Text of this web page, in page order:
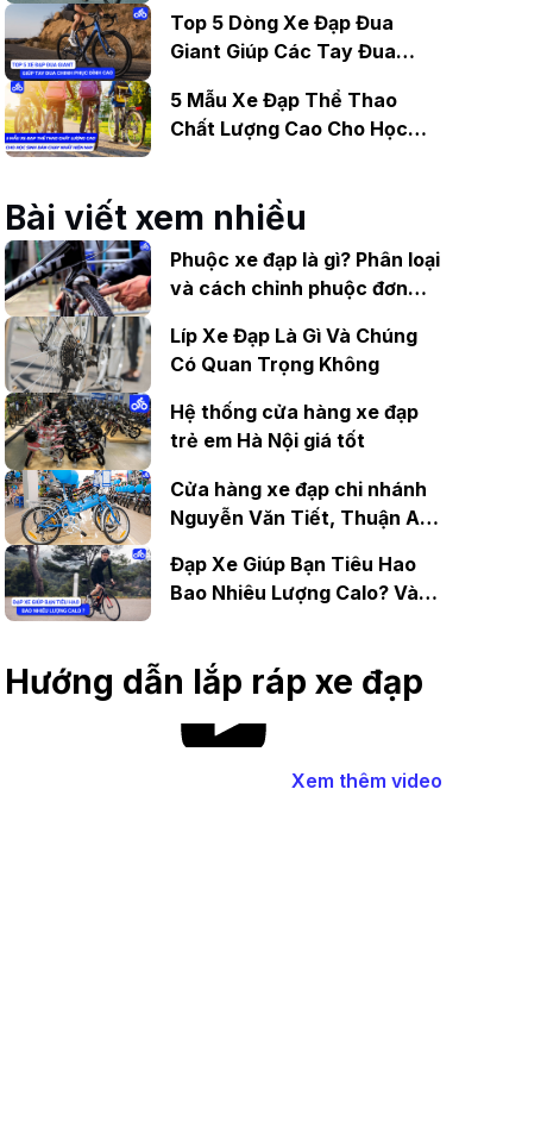
Top 5 Dòng Xe Đạp Đua
Giant Giúp Các Tay Đua
5 Mẫu Xe Đạp Thể Thao
Chất Lượng Cao Cho Học
Bài viết xem nhiều
Phuộc xe đạp là gì? Phân loại
và cách chỉnh phuộc đơn
Líp Xe Đạp Là Gì Và Chúng
Có Quan Trọng Không
Hệ thống cửa hàng xe đạp
trẻ em Hà Nội giá tốt
Cửa hàng xe đạp chi nhánh
Nguyễn Văn Tiết, Thuận An,
Đạp Xe Giúp Bạn Tiêu Hao
Bao Nhiêu Lượng Calo? Và
Hướng dẫn lắp ráp xe đạp
Xem thêm video